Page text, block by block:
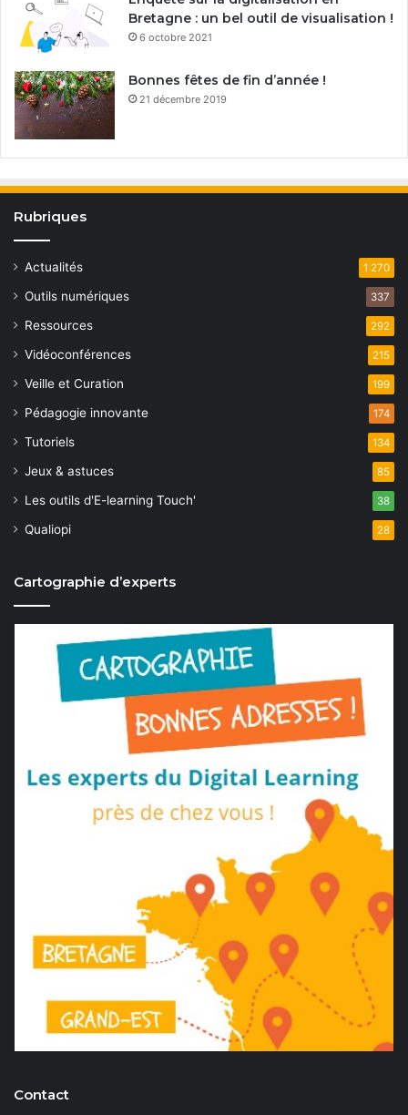
Bretagne : un bel outil de visualisation !
6 octobre 2021
Bonnes fêtes de fin d’année !
21 décembre 2019
Rubriques
Actualités 1 270
Outils numériques 337
Ressources 292
Vidéoconférences 215
Veille et Curation 199
Pédagogie innovante 174
Tutoriels 134
Jeux & astuces 85
Les outils d'E-learning Touch' 38
Qualiopi 28
Cartographie d’experts
Contact